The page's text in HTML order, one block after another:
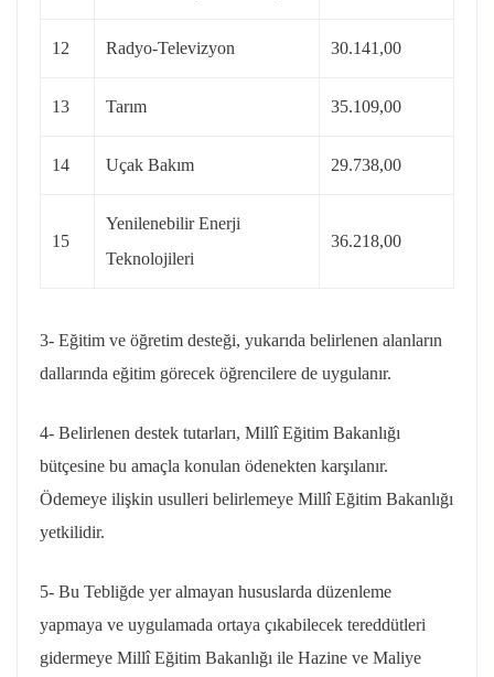
12 Radyo-Televizyon 30.141,00
13 Tarım 35.109,00
14 Uçak Bakım 29.738,00
15
Yenilenebilir Enerji
Teknolojileri
36.218,00
3- Eğitim ve öğretim desteği, yukarıda belirlenen alanların
dallarında eğitim görecek öğrencilere de uygulanır.
4- Belirlenen destek tutarları, Millî Eğitim Bakanlığı
bütçesine bu amaçla konulan ödenekten karşılanır.
Ödemeye ilişkin usulleri belirlemeye Millî Eğitim Bakanlığı
yetkilidir.
5- Bu Tebliğde yer almayan hususlarda düzenleme
yapmaya ve uygulamada ortaya çıkabilecek tereddütleri
gidermeye Millî Eğitim Bakanlığı ile Hazine ve Maliye